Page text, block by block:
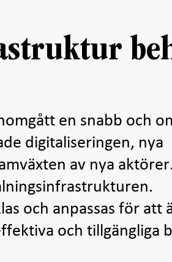
en snabb och
digitaliseringen, nya
av nya
och anpassas för att
och tillgängliga